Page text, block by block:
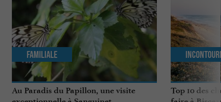
Au Paradis du Papillon, une visite
Familiale
Top 10 des